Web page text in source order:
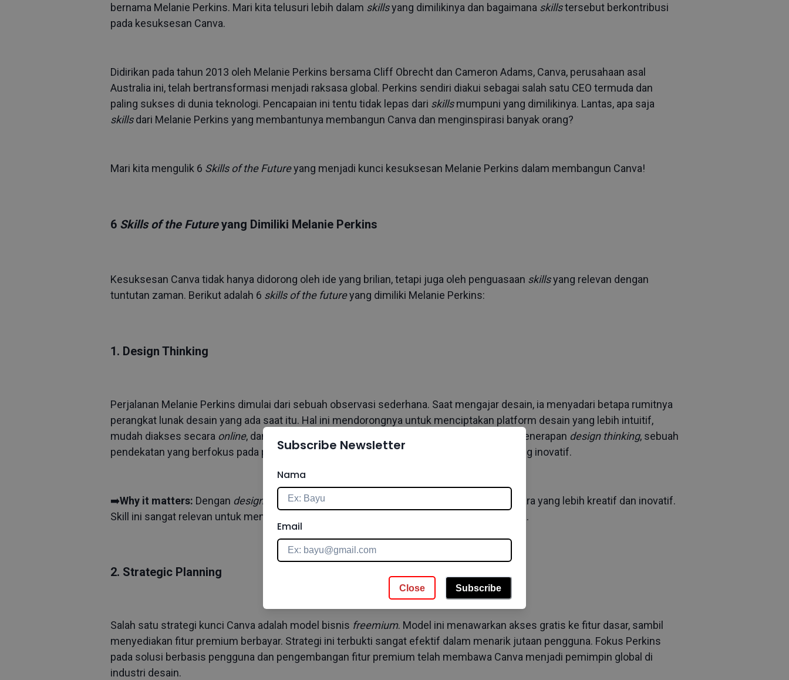
bernama Melanie Perkins. Mari kita telusuri lebih dalam skillsyang dimilikinya dan bagaimana skillstersebut berkontribusi
pada kesuksesan Canva.
Didirikan pada tahun 2013 oleh Melanie Perkins bersama Cliff Obrecht dan Cameron Adams, Canva, perusahaan asal
Australia ini, telah bertransformasi menjadi raksasa global. Perkins sendiri diakui sebagai salah satu CEO termuda dan
paling sukses di dunia teknologi. Pencapaian ini tentu tidak lepas dari skillsmumpuni yang dimilikinya. Lantas, apa saja
skillsdari Melanie Perkins yang membantunya membangun Canva dan menginspirasi banyak orang?
Mari kita mengulik 6 Skills of the Futureyang menjadi kunci kesuksesan Melanie Perkins dalam membangun Canva!
6 Skills of the Futureyang Dimiliki Melanie Perkins
Kesuksesan Canva tidak hanya didorong oleh ide yang brilian, tetapi juga oleh penguasaan skillsyang relevan dengan
tuntutan zaman. Berikut adalah 6 skills of the futureyang dimiliki Melanie Perkins:
1. Design Thinking
Perjalanan Melanie Perkins dimulai dari sebuah observasi sederhana. Saat mengajar desain, ia menyadari betapa rumitnya
perangkat lunak desain yang ada saat itu. Hal ini mendorongnya untuk menciptakan platform desain yang lebih intuitif,
mudah diakses secara online, dan memungkinkan kolaborasi. Proses ini mencerminkan penerapan design thinking, sebuah
pendekatan yang berfokus pada pemahaman masalah pengguna dan pencarian solusi yang inovatif.
➡️Why it matters: Dengan design thinking , kamu dapat menyelesaikan masalah dengan cara yang lebih kreatif dan inovatif.
Skill ini sangat relevan untuk menghadirkan solusi yang benar-benar dibutuhkan pengguna.
2. Strategic Planning
Salah satu strategi kunci Canva adalah model bisnis freemium. Model ini menawarkan akses gratis ke fitur dasar, sambil
menyediakan fitur premium berbayar. Strategi ini terbukti sangat efektif dalam menarik jutaan pengguna. Fokus Perkins
pada solusi berbasis pengguna dan pengembangan fitur premium telah membawa Canva menjadi pemimpin global di
industri desain.
Subscribe Newsletter
Nama
Email
Close Subscribe